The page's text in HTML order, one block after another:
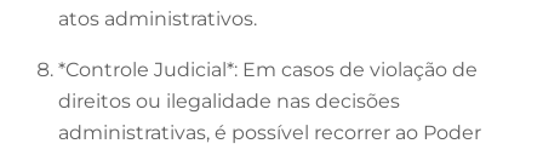
atos administrativos.
*Controle Judicial*: Em casos de violação de
direitos ou ilegalidade nas decisões
administrativas, é possível recorrer ao Poder